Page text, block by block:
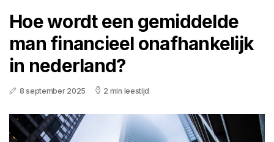
Hoe wordt een gemiddelde
man financieel onafhankelijk
in nederland?
8 september 2025 2 min leestijd